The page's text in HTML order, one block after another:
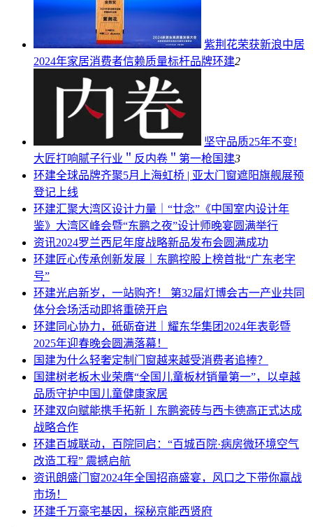
紫荆花荣获新浪中居
2024年家居消费者信赖质量标杆品牌环建2
坚守品质25年不变!
大匠打响腻子行业＂反内卷＂第一枪国建3
环建全球品牌齐聚5月上海虹桥 | 亚太门窗遮阳旗舰展预
登记上线
环建汇聚大湾区设计力量｜“廿念”《中国室内设计年
鉴》大湾区峰会暨“东鹏之夜”设计师晚宴圆满举行
资讯2024罗兰西尼年度战略新品发布会圆满成功
环建匠心传承创新发展｜东鹏控股上榜首批“广东老字
号”
环建光启新岁，一站购齐！ 第32届灯博会古一产业共同
体分会场活动即将重磅开启
环建同心协力，砥砺奋进｜耀东华集团2024年表彰暨
2025年迎春晚会圆满落幕！
国建为什么轻奢定制门窗越来越受消费者追捧？
国建树老板木业荣膺“全国儿童板材销量第一”，以卓越
品质守护中国儿童健康家居
环建双向赋能携手拓新丨东鹏瓷砖与西卡德高正式达成
战略合作
环建百城联动，百院同启：“百城百院·病房微环境空气
改造工程” 震撼启航
资讯朗盛门窗2024年全国招商盛宴，风口之下带你赢战
市场！
环建千万豪宅基因，探秘京能西贤府